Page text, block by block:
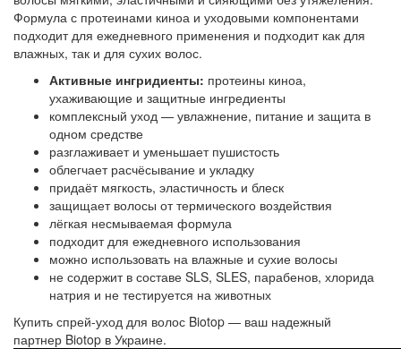
Формула с протеинами киноа и уходовыми компонентами
подходит для ежедневного применения и подходит как для
влажных, так и для сухих волос.
Активные ингридиенты: протеины киноа,
ухаживающие и защитные ингредиенты
комплексный уход — увлажнение, питание и защита в
одном средстве
разглаживает и уменьшает пушистость
облегчает расчёсывание и укладку
придаёт мягкость, эластичность и блеск
защищает волосы от термического воздействия
лёгкая несмываемая формула
подходит для ежедневного использования
можно использовать на влажные и сухие волосы
не содержит в составе SLS, SLES, парабенов, хлорида
натрия и не тестируется на животных
Купить спрей-уход для волос Biotop — ваш надежный
партнер Biotop в Украине.